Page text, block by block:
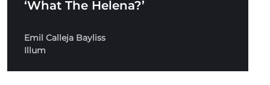
‘What The Helena?’
Emil Calleja Bayliss
Illum